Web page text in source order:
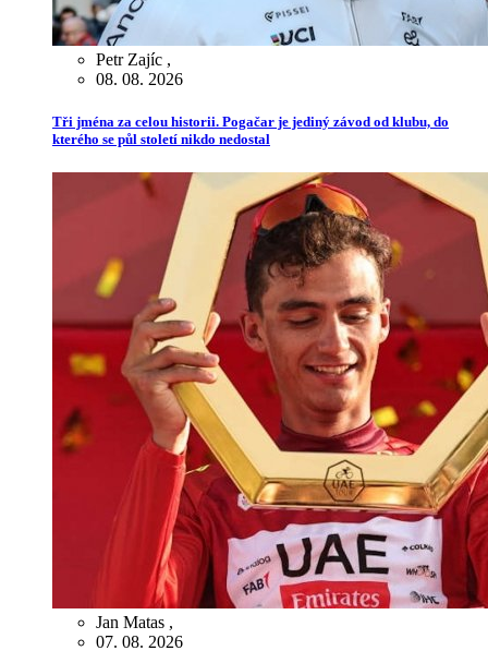
Petr Zajíc ,
08. 08. 2026
Tři jména za celou historii. Pogačar je jediný závod od klubu, do
kterého se půl století nikdo nedostal
Jan Matas ,
07. 08. 2026